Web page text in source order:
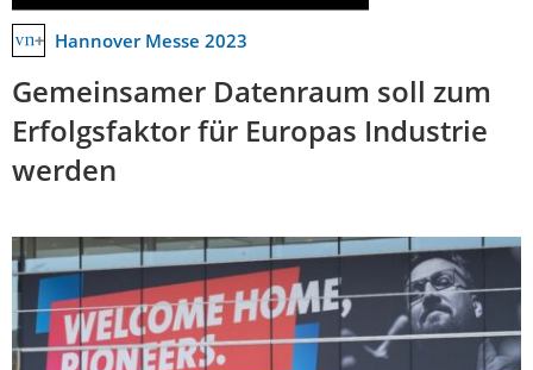
Hannover Messe 2023
Gemeinsamer Datenraum soll zum
Erfolgsfaktor für Europas Industrie
werden